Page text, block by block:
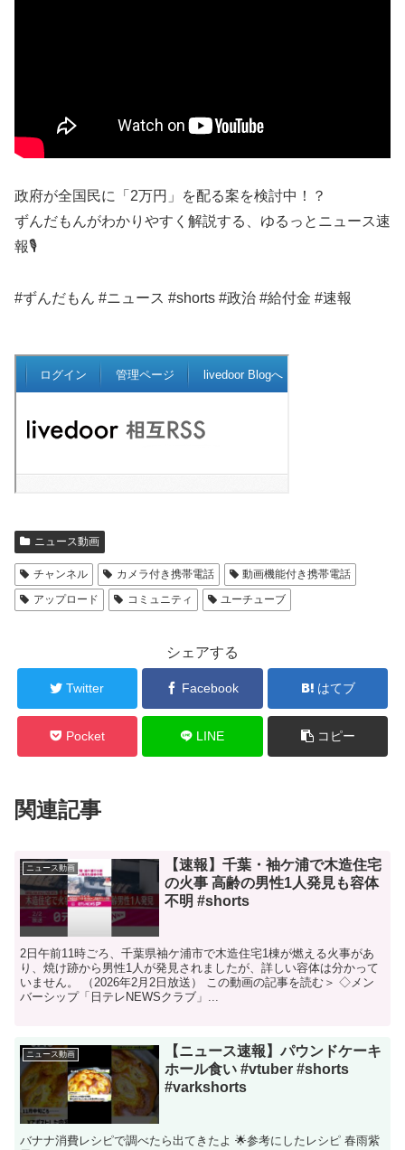
政府が全国民に「2万円」を配る案を検討中！？
ずんだもんがわかりやすく解説する、ゆるっとニュース速
報🎙
#ずんだもん #ニュース #shorts #政治 #給付金 #速報
ニュース動画
チャンネル カメラ付き携帯電話
動画機能付き携帯電話
アップロード
コミュニティ ユーチューブ
シェアする
Twitter Facebook はてブ
Pocket LINE コピー
関連記事
ニュース動画
【速報】千葉・袖ケ浦で木造住宅
の火事 高齢の男性1人発見も容体
不明 #shorts
2日午前11時ごろ、千葉県袖ケ浦市で木造住宅1棟が燃える火事があ
り、焼け跡から男性1人が発見されましたが、詳しい容体は分かって
いません。 （2026年2月2日放送） この動画の記事を読む＞ ◇メン
バーシップ「日テレNEWSクラブ」...
ニュース動画
【ニュース速報】パウンドケーキ
ホール食い #vtuber #shorts
#varkshorts
バナナ消費レシピで調べたら出てきたよ 🌟参考にしたレシピ 春雨紫